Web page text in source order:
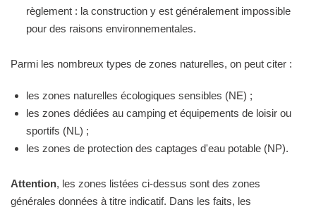
règlement : la construction y est généralement impossible
pour des raisons environnementales.
Parmi les nombreux types de zones naturelles, on peut citer :
les zones naturelles écologiques sensibles (NE) ;
les zones dédiées au camping et équipements de loisir ou
sportifs (NL) ;
les zones de protection des captages d'eau potable (NP).
Attention, les zones listées ci-dessus sont des zones
générales données à titre indicatif. Dans les faits, les